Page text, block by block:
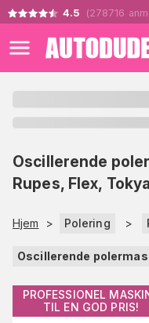
4.5 (278716
Oscillerende
Rupes, Flex,
Hjem > Polering >
Oscillerende
PROFESSIONEL
TIL EN GOD PRIS!